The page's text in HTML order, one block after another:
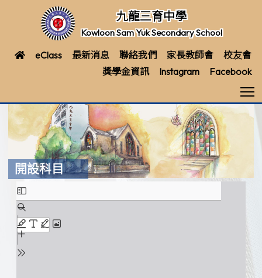
九龍三育中學
Kowloon Sam Yuk Secondary School
eClass 最新消息 聯絡我們 家長教師會
校友會
獎學金資訊
Instagram Facebook
開設科目